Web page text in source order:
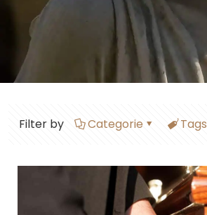
Filter by Categorie Tags